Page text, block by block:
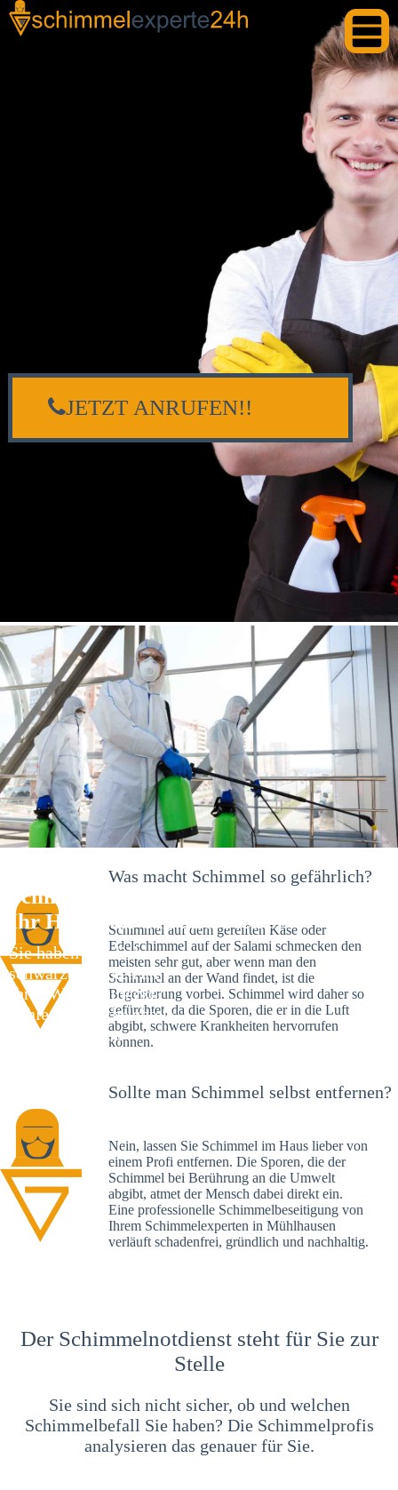
Schimmelexperte in Mühlhausen –
Ihr Helfer an Ort und Stelle
Sie haben kürzlich
schwarze Flecken an
Ihrer Wand entdeckt?
Schlechte Nachrichten:
Sie haben einen
JETZT ANRUFEN!!
Was macht Schimmel so gefährlich?
Schimmel auf dem gereiften Käse oder
Edelschimmel auf der Salami schmecken den
meisten sehr gut, aber wenn man den
Schimmel an der Wand findet, ist die
Begeisterung vorbei. Schimmel wird daher so
gefürchtet, da die Sporen, die er in die Luft
abgibt, schwere Krankheiten hervorrufen
können.
Sollte man Schimmel selbst entfernen?
Nein, lassen Sie Schimmel im Haus lieber von
einem Profi entfernen. Die Sporen, die der
Schimmel bei Berührung an die Umwelt
abgibt, atmet der Mensch dabei direkt ein.
Eine professionelle Schimmelbeseitigung von
Ihrem Schimmelexperten in Mühlhausen
verläuft schadenfrei, gründlich und nachhaltig.
Der Schimmelnotdienst steht für Sie zur
Stelle
Sie sind sich nicht sicher, ob und welchen
Schimmelbefall Sie haben? Die Schimmelprofis
analysieren das genauer für Sie.